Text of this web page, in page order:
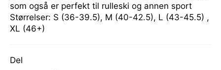
som også er perfekt til rulleski og annen sport
Størrelser: S (36-39.5), M (40-42.5), L (43-45.5) ,
XL (46+)
Del